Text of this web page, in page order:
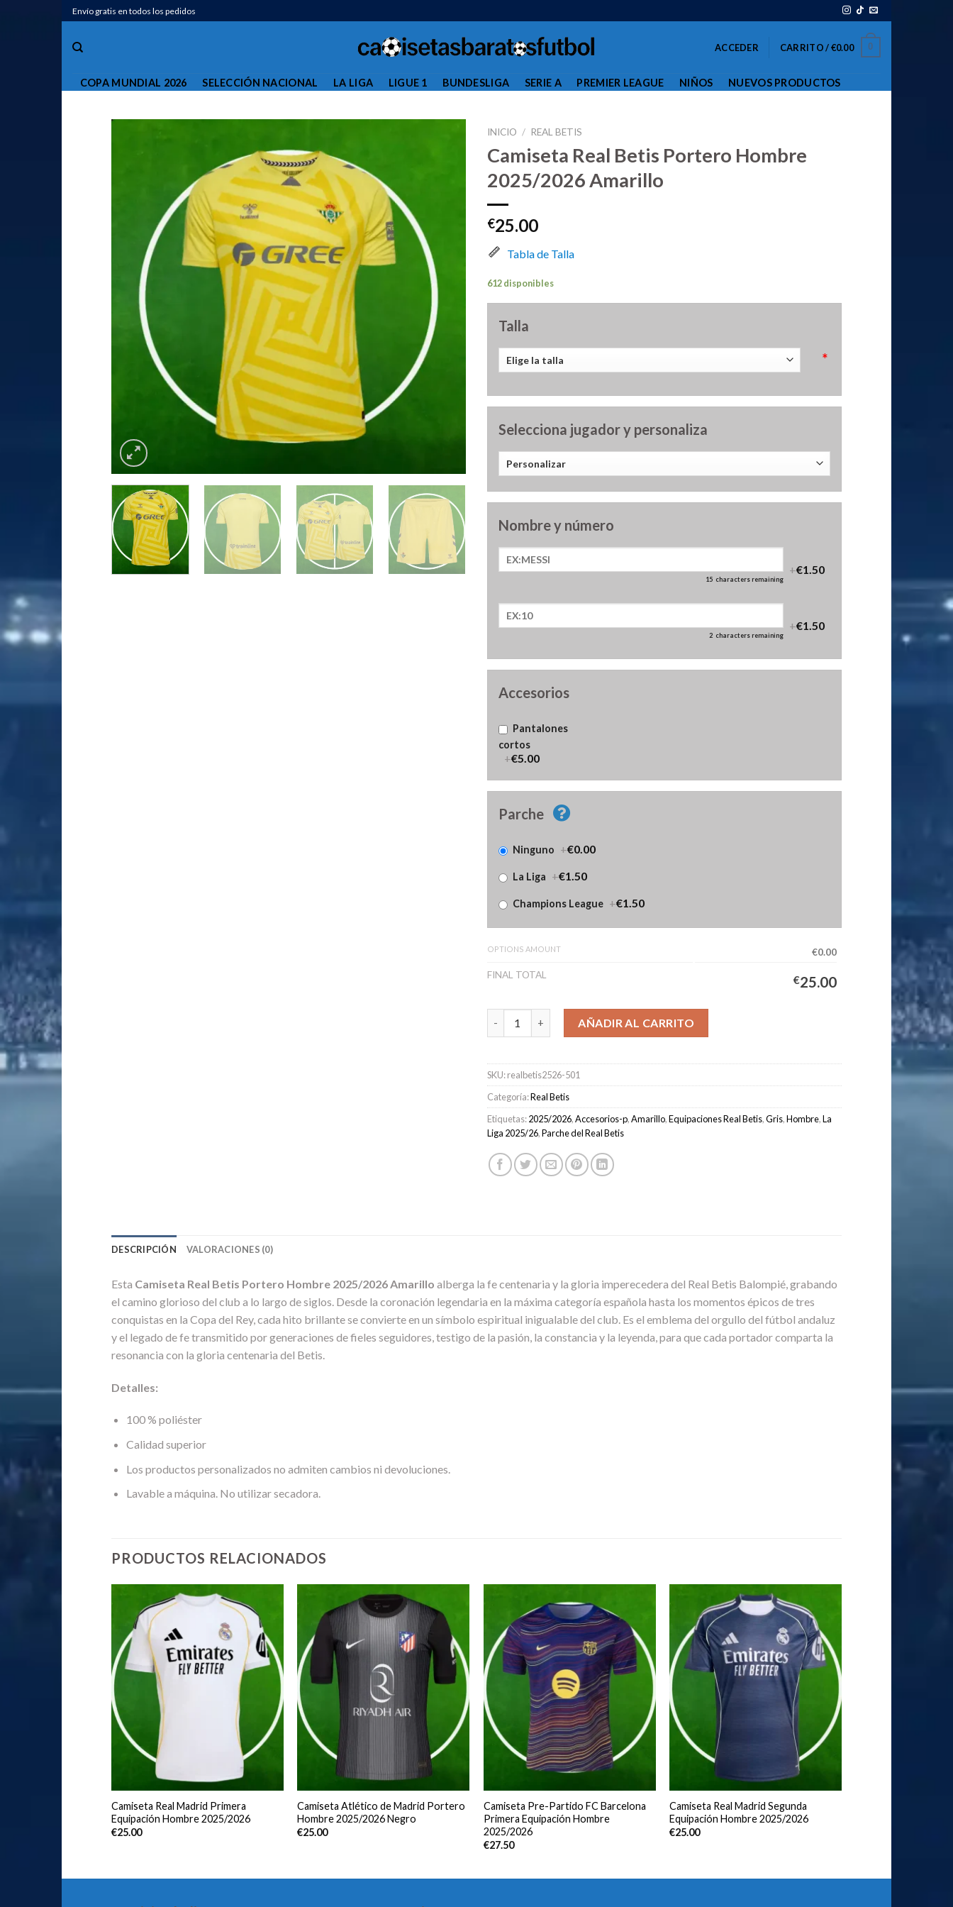
Saltar
al
contenido
Envío gratis en todos los pedidos
ACCEDER CARRITO /€0.00 0
COPA MUNDIAL 2026 SELECCIÓN NACIONAL LA LIGA LIGUE 1 BUNDESLIGA SERIE A PREMIER LEAGUE NIÑOS NUEVOS PRODUCTOS
INICIO / REAL BETIS
Camiseta Real Betis Portero Hombre
2025/2026 Amarillo
€25.00
Tabla de Talla
612 disponibles
Talla
*
Selecciona jugador y personaliza
Nombre y número
15 characters remaining
+€1.50
2 characters remaining
+€1.50
Accesorios
Pantalones
cortos
+€5.00
Parche
Ninguno +€0.00
La Liga +€1.50
Champions League +€1.50
OPTIONS AMOUNT
€0.00
FINAL TOTAL
€25.00
Camiseta Real Betis Portero Hombre 2025/2026 Amarillo cantidad
AÑADIR AL CARRITO
SKU:realbetis2526-501
Categoría:Real Betis
Etiquetas:2025/2026,Accesorios-p,Amarillo,Equipaciones Real Betis,Gris,Hombre,La
Liga 2025/26,Parche del Real Betis
DESCRIPCIÓN VALORACIONES (0)
Esta Camiseta Real Betis Portero Hombre 2025/2026 Amarillo alberga la fe centenaria y la gloria imperecedera del Real Betis Balompié, grabando
el camino glorioso del club a lo largo de siglos. Desde la coronación legendaria en la máxima categoría española hasta los momentos épicos de tres
conquistas en la Copa del Rey, cada hito brillante se convierte en un símbolo espiritual inigualable del club. Es el emblema del orgullo del fútbol andaluz
y el legado de fe transmitido por generaciones de fieles seguidores, testigo de la pasión, la constancia y la leyenda, para que cada portador comparta la
resonancia con la gloria centenaria del Betis.
Detalles:
100 % poliéster
Calidad superior
Los productos personalizados no admiten cambios ni devoluciones.
Lavable a máquina. No utilizar secadora.
PRODUCTOS RELACIONADOS
Camiseta Real Madrid Primera
Equipación Hombre 2025/2026
€25.00
Camiseta Atlético de Madrid Portero
Hombre 2025/2026 Negro
€25.00
Camiseta Pre-Partido FC Barcelona
Primera Equipación Hombre
2025/2026
€27.50
Camiseta Real Madrid Segunda
Equipación Hombre 2025/2026
€25.00